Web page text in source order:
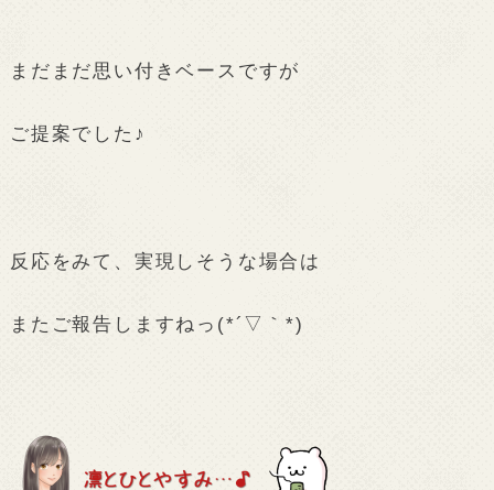
まだまだ思い付きベースですが
ご提案でした♪
反応をみて、実現しそうな場合は
またご報告しますねっ(*´▽｀*)